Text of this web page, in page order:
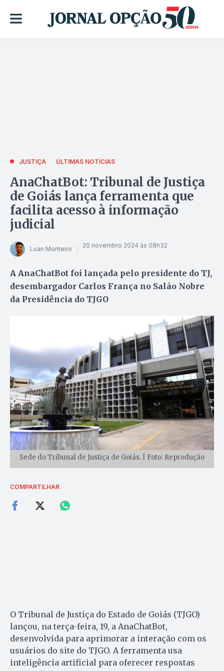
JUSTIÇA ÚLTIMAS NOTÍCIAS
AnaChatBot: Tribunal de Justiça
de Goiás lança ferramenta que
facilita acesso à informação
judicial
Luan Monteiro 20 novembro 2024 às 08h32
A AnaChatBot foi lançada pelo presidente do TJ,
desembargador Carlos França no Salão Nobre
da Presidência do TJGO
Sede do Tribunal de Justiça de Goiás. | Foto: Reprodução
COMPARTILHAR
O Tribunal de Justiça do Estado de Goiás (TJGO)
lançou, na terça-feira, 19, a AnaChatBot,
desenvolvida para aprimorar a interação com os
usuários do site do TJGO. A ferramenta usa
inteligência artificial para oferecer respostas